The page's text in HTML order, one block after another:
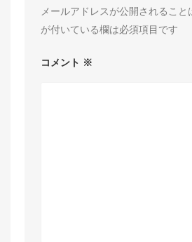
メールアドレスが公開されること
が付いている欄は必須項目です
コメント ※